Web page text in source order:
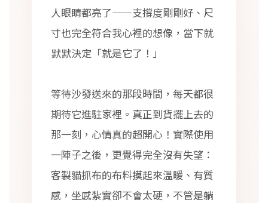
人眼睛都亮了——支撐度剛剛好、尺
寸也完全符合我心裡的想像，當下就
默默決定「就是它了！」
等待沙發送來的那段時間，每天都很
期待它進駐家裡。真正到貨擺上去的
那一刻，心情真的超開心！實際使用
一陣子之後，更覺得完全沒有失望：
客製貓抓布的布料摸起來溫暖、有質
感，坐感紮實卻不會太硬，不管是躺